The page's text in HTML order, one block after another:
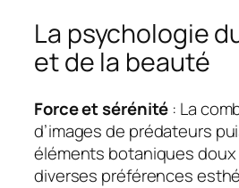
La psychologie
et de la beauté
Force et sérénité : La
d’images de prédateurs
éléments botaniques doux
diverses préférences